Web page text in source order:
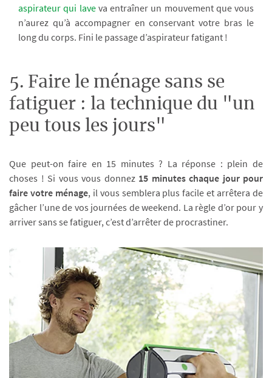
aspirateur qui laveva entraîner un mouvement que vous
n’aurez qu’à accompagner en conservant votre bras le
long du corps. Fini le passage d’aspirateur fatigant !
5. Faire le ménage sans se
fatiguer : la technique du "un
peu tous les jours"
Que peut-on faire en 15 minutes ? La réponse : plein de
choses ! Si vous vous donnez 15 minutes chaque jour pour
faire votre ménage, il vous semblera plus facile et arrêtera de
gâcher l’une de vos journées de weekend. La règle d’or pour y
arriver sans se fatiguer, c’est d’arrêter de procrastiner.